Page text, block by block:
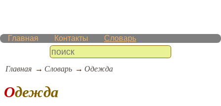
Главная Контакты Словарь
Главная Словарь Одежда
Одежда